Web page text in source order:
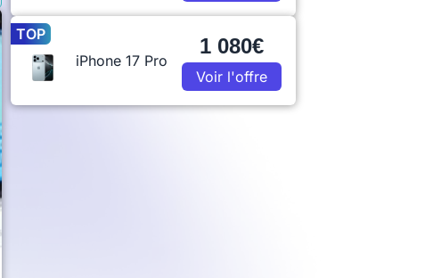
TOP
iPhone 17 Pro
1 080€
Voir l'offre